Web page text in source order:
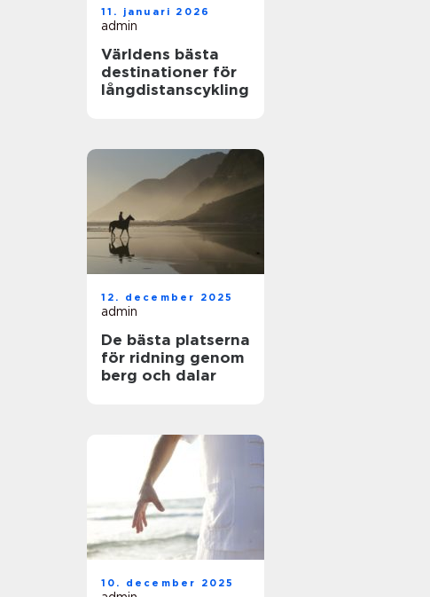
11. januari 2026
admin
Världens bästa
destinationer för
långdistanscykling
12. december 2025
admin
De bästa platserna
för ridning genom
berg och dalar
10. december 2025